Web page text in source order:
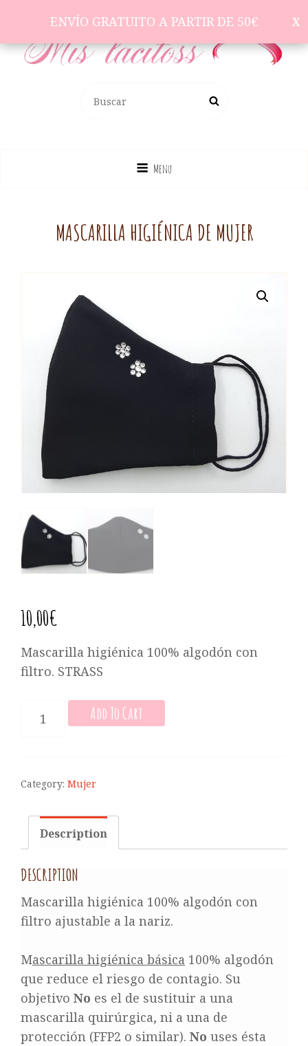
ENVÍO GRATUITO A PARTIR DE 50€
Menu
MASCARILLA HIGIÉNICA DE MUJER
10,00€
Mascarilla higiénica 100% algodón con
filtro. STRASS
HIGIÉNICA
Add To Cart
Category: Mujer
Description
DESCRIPTION
Mascarilla higiénica 100% algodón con
filtro ajustable a la nariz.
Mascarilla higiénica básica 100% algodón
que reduce el riesgo de contagio. Su
objetivo No es el de sustituir a una
mascarilla quirúrgica, ni a una de
protección (FFP2 o similar). No uses ésta
ENVÍO GRATUITO A PARTIR DE 50€